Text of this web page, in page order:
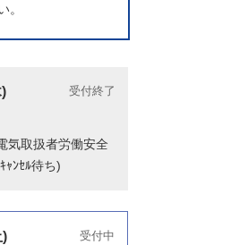
。
受付終了
気取扱者労働安全
ｬﾝｾﾙ待ち)
受付中
)